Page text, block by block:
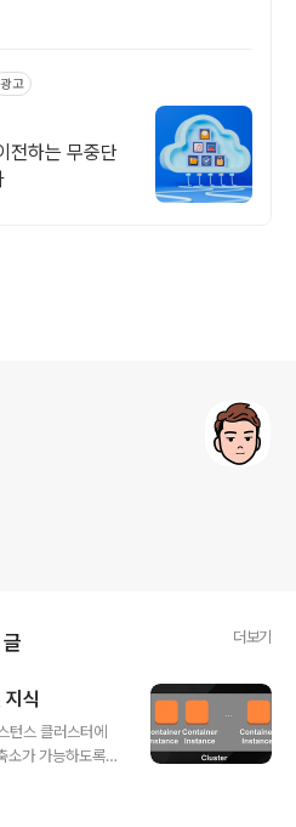
광고
전하는 무중단
더보기
식
스 클러스터에
소가 가능하도록
지에 대한 작업